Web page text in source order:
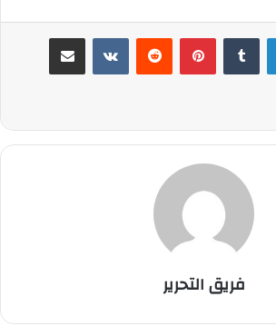
لينكدإن بينتيريست مشاركة عبر البريد
فريق التحرير